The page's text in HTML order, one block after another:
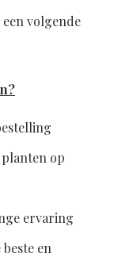
volgende
op
ervaring
en